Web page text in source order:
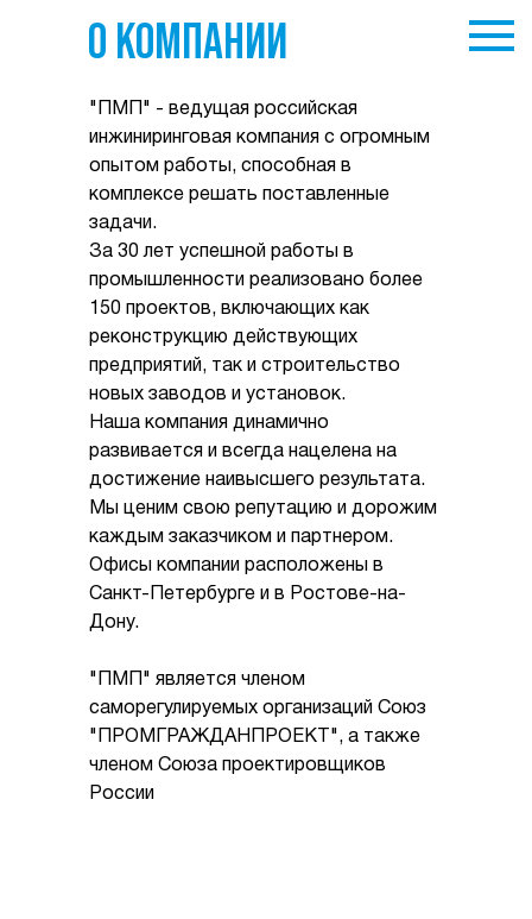
"ПМП" - ведущая российская
инжиниринговая компания с огромным
опытом работы, способная в
комплексе решать поставленные
задачи.
За 30 лет успешной работы в
промышленности реализовано более
150 проектов, включающих как
реконструкцию действующих
предприятий, так и строительство
новых заводов и установок.
Наша компания динамично
развивается и всегда нацелена на
достижение наивысшего результата.
Мы ценим свою репутацию и дорожим
каждым заказчиком и партнером.
Офисы компании расположены в
Санкт-Петербурге и в Ростове-на-
Дону.
"ПМП" является членом
саморегулируемых организаций Союз
"ПРОМГРАЖДАНПРОЕКТ", а также
членом Союза проектировщиков
России
О КОМПАНИИ